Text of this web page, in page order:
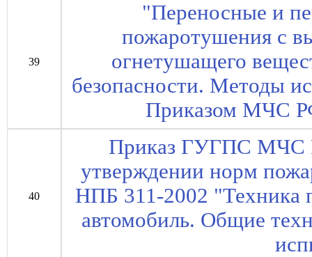
39
"Переносные и
пожаротушения с
огнетушащего
безопасности. Методы
Приказом МЧС
40
Приказ ГУГПС МЧС
утверждении норм
НПБ 311-2002 "Техника
автомобиль. Общие